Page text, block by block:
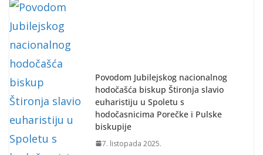
Povodom Jubilejskog nacionalnog
hodočašća biskup Štironja slavio
euharistiju u Spoletu s
hodočasnicima Porečke i Pulske
biskupije
7. listopada 2025.